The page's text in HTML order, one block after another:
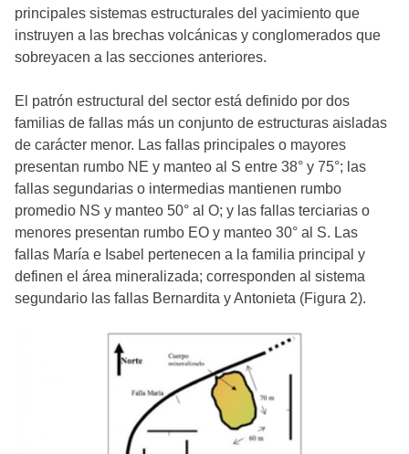
principales sistemas estructurales del yacimiento que
instruyen a las brechas volcánicas y conglomerados que
sobreyacen a las secciones anteriores.
El patrón estructural del sector está definido por dos
familias de fallas más un conjunto de estructuras aisladas
de carácter menor. Las fallas principales o mayores
presentan rumbo NE y manteo al S entre 38° y 75°; las
fallas segundarias o intermedias mantienen rumbo
promedio NS y manteo 50° al O; y las fallas terciarias o
menores presentan rumbo EO y manteo 30° al S. Las
fallas María e Isabel pertenecen a la familia principal y
definen el área mineralizada; corresponden al sistema
segundario las fallas Bernardita y Antonieta (Figura 2).